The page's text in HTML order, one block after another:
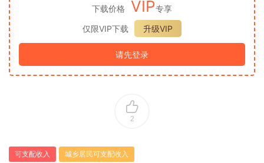
下载价格 VIP专享
仅限VIP下载
升级VIP
请先登录
2
可支配收入 城乡居民可支配收入